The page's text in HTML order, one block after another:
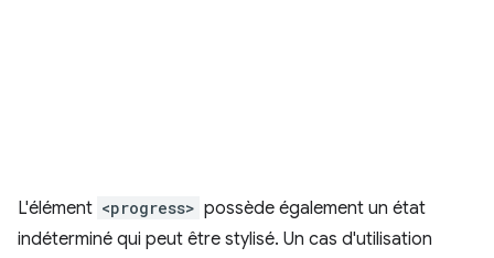
L'élément <progress> possède également un état
indéterminé qui peut être stylisé. Un cas d'utilisation